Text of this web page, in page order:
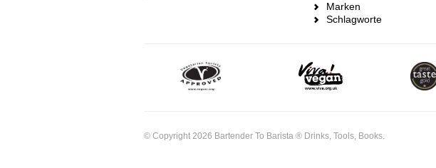
Marken
Schlagworte
© Copyright 2026 Bartender To Barista ® Drinks, Tools, Books.